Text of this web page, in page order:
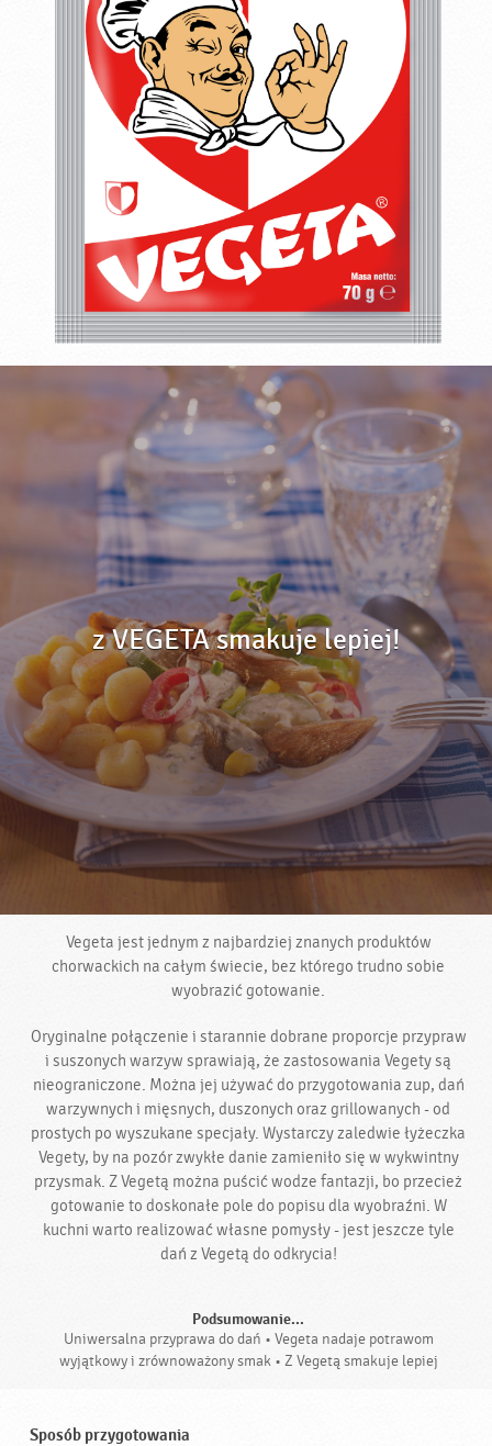
z VEGETA smakuje lepiej!
Vegeta jest jednym z najbardziej znanych produktów
chorwackich na całym świecie, bez którego trudno sobie
wyobrazić gotowanie.
Oryginalne połączenie i starannie dobrane proporcje przypraw
i suszonych warzyw sprawiają, że zastosowania Vegety są
nieograniczone. Można jej używać do przygotowania zup, dań
warzywnych i mięsnych, duszonych oraz grillowanych - od
prostych po wyszukane specjały. Wystarczy zaledwie łyżeczka
Vegety, by na pozór zwykłe danie zamieniło się w wykwintny
przysmak. Z Vegetą można puścić wodze fantazji, bo przecież
gotowanie to doskonałe pole do popisu dla wyobraźni. W
kuchni warto realizować własne pomysły - jest jeszcze tyle
dań z Vegetą do odkrycia!
Podsumowanie...
Uniwersalna przyprawa do dań • Vegeta nadaje potrawom
wyjątkowy i zrównoważony smak • Z Vegetą smakuje lepiej
Sposób przygotowania